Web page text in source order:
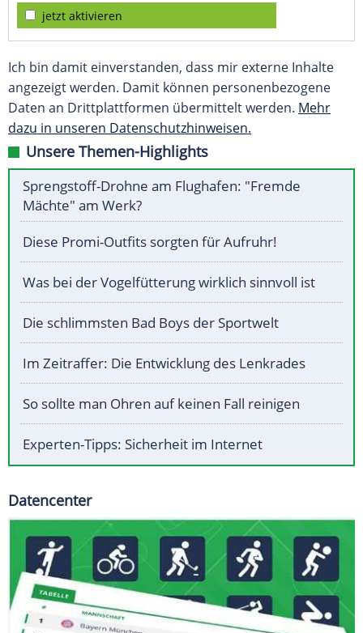
jetzt aktivieren
Ich bin damit einverstanden, dass mir externe Inhalte
angezeigt werden. Damit können personenbezogene
Daten an Drittplattformen übermittelt werden. Mehr
dazu in unseren Datenschutzhinweisen.
Unsere Themen-Highlights
Sprengstoff-Drohne am Flughafen: "Fremde
Mächte" am Werk?
Diese Promi-Outfits sorgten für Aufruhr!
Was bei der Vogelfütterung wirklich sinnvoll ist
Die schlimmsten Bad Boys der Sportwelt
Im Zeitraffer: Die Entwicklung des Lenkrades
So sollte man Ohren auf keinen Fall reinigen
Experten-Tipps: Sicherheit im Internet
Datencenter